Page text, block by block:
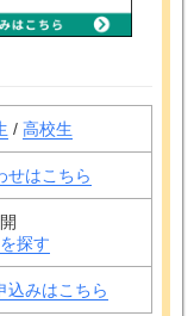
/ 高校生
せはこちら
探す
込みはこちら